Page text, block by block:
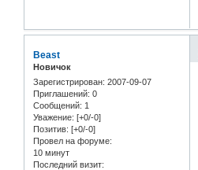
Beast
Новичок
Зарегистрирован: 2007-09-07
Приглашений: 0
Сообщений: 1
Уважение: [+0/-0]
Позитив: [+0/-0]
Провел на форуме:
10 минут
Последний визит: